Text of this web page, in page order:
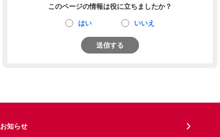
このページの情報は役に立ちましたか？
はい いいえ
送信する
お知らせ